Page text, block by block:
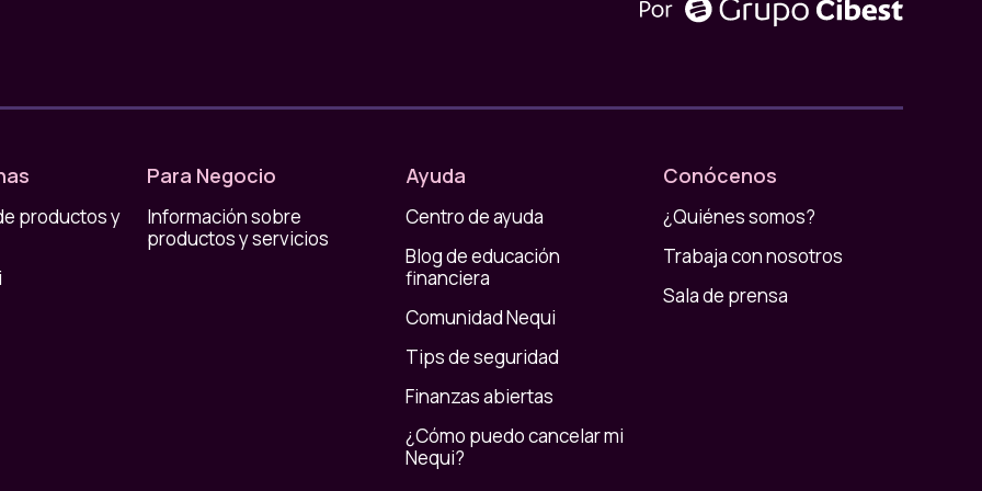
de tu app Nequi Negocios:
física o desde la billetera digital de su
tarjeta y links de pago
NFC
tarjeta sin datáfono
productos y
Para Negocio
Información sobre
productos y servicios
Ayuda
Centro de ayuda
Blog de educación
financiera
Comunidad Nequi
Tips de seguridad
Finanzas abiertas
¿Cómo puedo cancelar mi
Nequi?
Conócenos
¿Quiénes somos?
Trabaja con nosotros
Sala de prensa